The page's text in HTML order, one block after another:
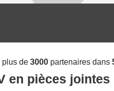
plus de 3000partenaires dans
en pièces